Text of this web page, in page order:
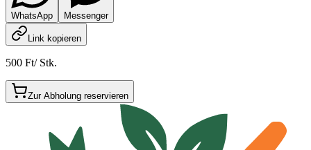
WhatsApp Messenger
Link kopieren
500 Ft/ Stk.
Zur Abholung reservieren